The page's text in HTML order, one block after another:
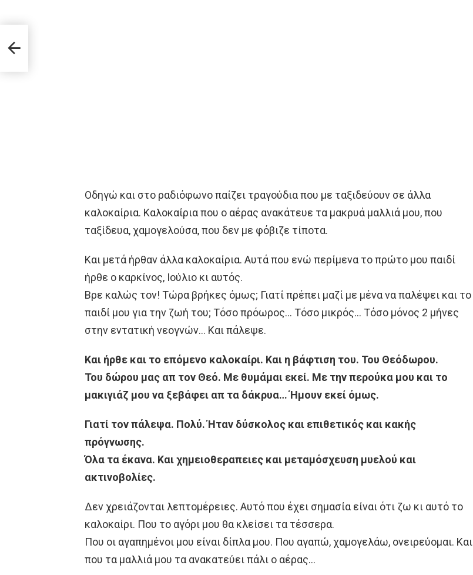
Οδηγώ και στο ραδιόφωνο παίζει τραγούδια που με ταξιδεύουν σε άλλα
καλοκαίρια. Καλοκαίρια που ο αέρας ανακάτευε τα μακρυά μαλλιά μου, που
ταξίδευα, χαμογελούσα, που δεν με φόβιζε τίποτα.
Και μετά ήρθαν άλλα καλοκαίρια. Αυτά που ενώ περίμενα το πρώτο μου παιδί
ήρθε ο καρκίνος, Ιούλιο κι αυτός.
Βρε καλώς τον! Τώρα βρήκες όμως; Γιατί πρέπει μαζί με μένα να παλέψει και το
παιδί μου για την ζωή του; Τόσο πρόωρος… Τόσο μικρός… Τόσο μόνος 2 μήνες
στην εντατική νεογνών… Και πάλεψε.
Και ήρθε και το επόμενο καλοκαίρι. Και η βάφτιση του. Του Θεόδωρου.
Του δώρου μας απ τον Θεό. Με θυμάμαι εκεί. Με την περούκα μου και το
μακιγιάζ μου να ξεβάφει απ τα δάκρυα… Ήμουν εκεί όμως.
Γιατί τον πάλεψα. Πολύ. Ήταν δύσκολος και επιθετικός και κακής
πρόγνωσης.
Όλα τα έκανα. Και χημειοθεραπειες και μεταμόσχευση μυελού και
ακτινοβολίες.
Δεν χρειάζονται λεπτομέρειες. Αυτό που έχει σημασία είναι ότι ζω κι αυτό το
καλοκαίρι. Που το αγόρι μου θα κλείσει τα τέσσερα.
Που οι αγαπημένοι μου είναι δίπλα μου. Που αγαπώ, χαμογελάω, ονειρεύομαι. Και
που τα μαλλιά μου τα ανακατεύει πάλι ο αέρας…